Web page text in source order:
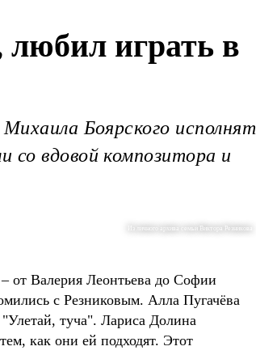
любил играть в
Боярского исполнят
со вдовой композитора и
Из личного архива семьи Виктора Резникова
от Валерия Леонтьева до Софии
с Резниковым. Алла Пугачёва
"Улетай, туча". Лариса Долина
как они ей подходят. Этот